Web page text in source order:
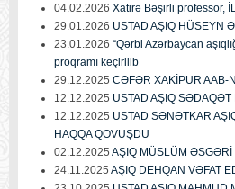
04.02.2026 Xatirə Bəşirli professor,
29.01.2026 USTAD AŞIQ HÜSEYN
23.01.2026 “Qərbi Azərbaycan
proqramı keçirilib
29.12.2025 CƏFƏR XAKİPUR AAB-
12.12.2025 USTAD AŞIQ
12.12.2025 USTAD SƏNƏTKAR
HAQQA QOVUŞDU
02.12.2025 AŞIQ MÜSLÜM ƏSGƏRİ
24.11.2025 AŞIQ DEHQAN VƏFAT